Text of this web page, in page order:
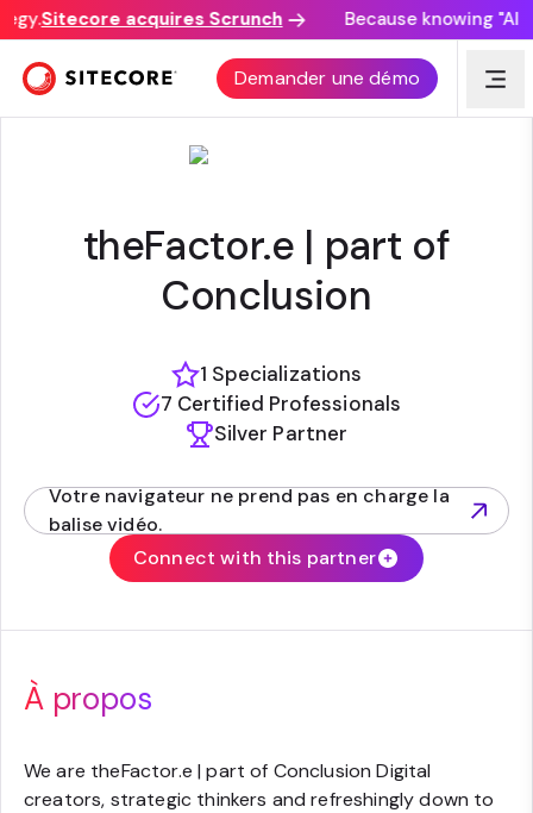
Sitecore acquires Scrunch Because knowing "AI
Demander une démo
THEFACTOR.E B.V.
theFactor.e | part of
Conclusion
1 Specializations
7 Certified Professionals
Silver Partner
Votre navigateur ne prend pas en charge la
balise vidéo.
(opens in new tab)
Connect with this partner
À propos
We are theFactor.e | part of Conclusion Digital
creators, strategic thinkers and refreshingly down to